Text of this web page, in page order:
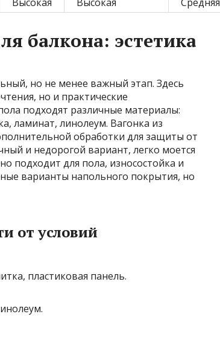
балкона: эстетика
но не менее важный этап. Здесь
но и практические
подходят различные материалы:
ламинат, линолеум. Вагонка из
обработки для защиты от
и недорогой вариант, легко моется
подходит для пола, износостойка и
варианты напольного покрытия, но
от условий
пластиковая панель.